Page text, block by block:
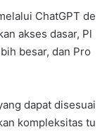
ChatGPT de
akses dasar, Pl
besar, dan Pro
dapat disesuai
kompleksitas tu